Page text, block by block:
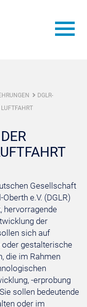
DGLR-
Gesellschaft
e.V. (DGLR)
hervorragende
der
sich auf
gestalterische
die im Rahmen
-erprobung
sollen bedeutende
oder im